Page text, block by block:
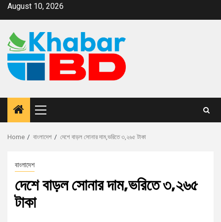
August 10, 2026
Home বাংলাদেশ দেশে বাড়ল সোনার দাম,ভরিতে ৩,২৬৫ টাকা
বাংলাদেশ
দেশে বাড়ল সোনার দাম,ভরিতে ৩,২৬৫
টাকা